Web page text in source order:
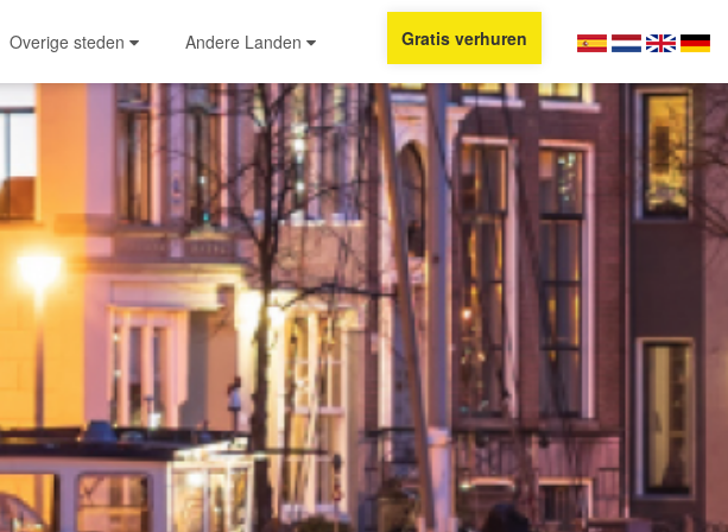
Overige steden Andere Landen Gratis verhuren